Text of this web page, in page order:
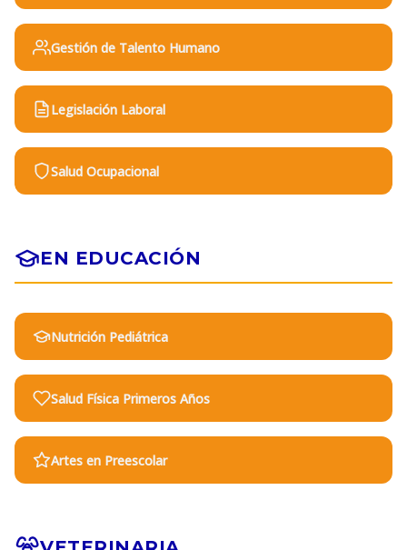
Gestión de Talento Humano
Legislación Laboral
Salud Ocupacional
EN EDUCACIÓN
Nutrición Pediátrica
Salud Física Primeros Años
Artes en Preescolar